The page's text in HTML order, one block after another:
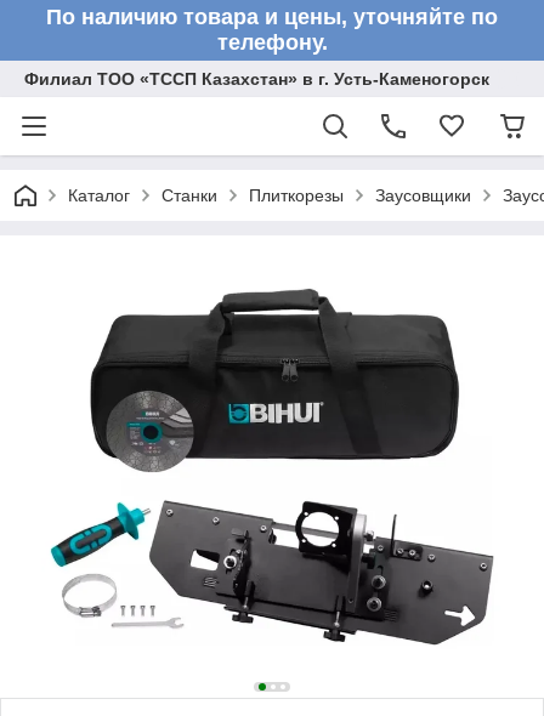
По наличию товара и цены, уточняйте по
телефону.
Филиал ТОО «ТССП Казахстан» в г. Усть-Каменогорск
Каталог Станки Плиткорезы Заусовщики